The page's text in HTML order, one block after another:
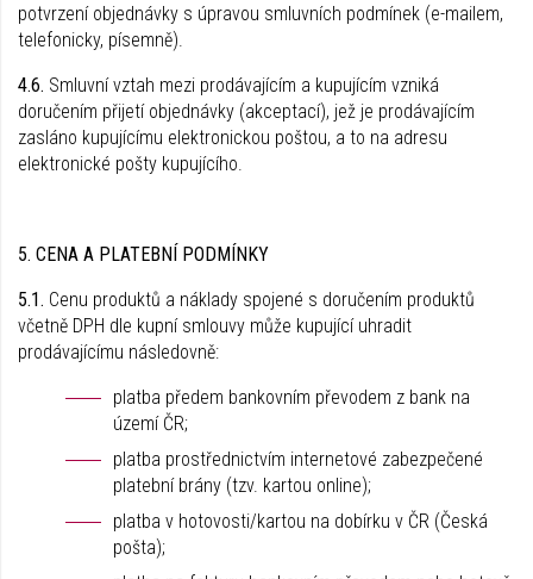
potvrzení objednávky s úpravou smluvních podmínek (e-mailem,
telefonicky, písemně).
4.6. Smluvní vztah mezi prodávajícím a kupujícím vzniká
doručením přijetí objednávky (akceptací), jež je prodávajícím
zasláno kupujícímu elektronickou poštou, a to na adresu
elektronické pošty kupujícího.
5. CENA A PLATEBNÍ PODMÍNKY
5.1. Cenu produktů a náklady spojené s doručením produktů
včetně DPH dle kupní smlouvy může kupující uhradit
prodávajícímu následovně:
platba předem bankovním převodem z bank na
území ČR;
platba prostřednictvím internetové zabezpečené
platební brány (tzv. kartou online);
platba v hotovosti/kartou na dobírku v ČR (Česká
pošta);